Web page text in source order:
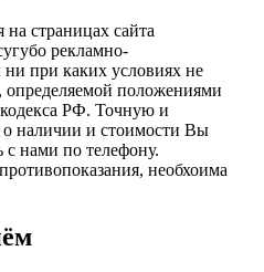
страницах сайта
рекламно-
при каких условиях не
определяемой положениями
РФ. Точную и
наличии и стоимости Вы
с нами по телефону.
необхоима